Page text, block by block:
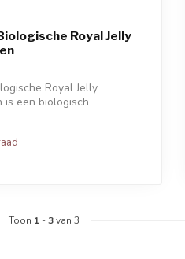
Royal Jelly
Royal Jelly
is een biologisch
Toon 1 -3van 3